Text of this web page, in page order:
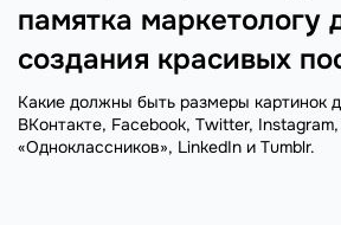
памятка маркетологу
создания красивых
Какие должны быть размеры картинок
ВКонтакте, Facebook, Twitter,
«Одноклассников», LinkedIn и Tumblr.